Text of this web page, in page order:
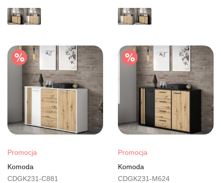
Promocja
Komoda
CDGK231-C881
Promocja
Komoda
CDGK231-M624